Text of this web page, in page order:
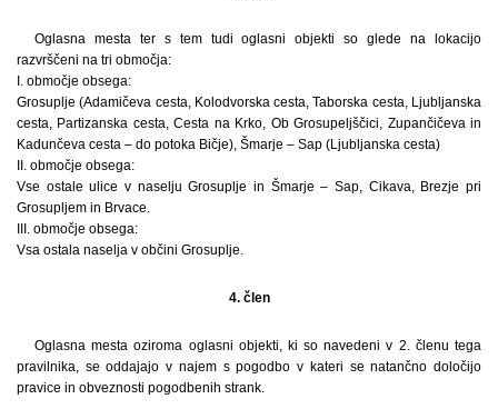
Oglasna mesta ter s tem tudi oglasni objekti so glede na lokacijo
razvrščeni na tri območja:
I. območje obsega:
Grosuplje (Adamičeva cesta, Kolodvorska cesta, Taborska cesta, Ljubljanska
cesta, Partizanska cesta, Cesta na Krko, Ob Grosupeljščici, Zupančičeva in
Kadunčeva cesta – do potoka Bičje), Šmarje – Sap (Ljubljanska cesta)
II. območje obsega:
Vse ostale ulice v naselju Grosuplje in Šmarje – Sap, Cikava, Brezje pri
Grosupljem in Brvace.
III. območje obsega:
Vsa ostala naselja v občini Grosuplje.
4. člen
Oglasna mesta oziroma oglasni objekti, ki so navedeni v 2. členu tega
pravilnika, se oddajajo v najem s pogodbo v kateri se natančno določijo
pravice in obveznosti pogodbenih strank.